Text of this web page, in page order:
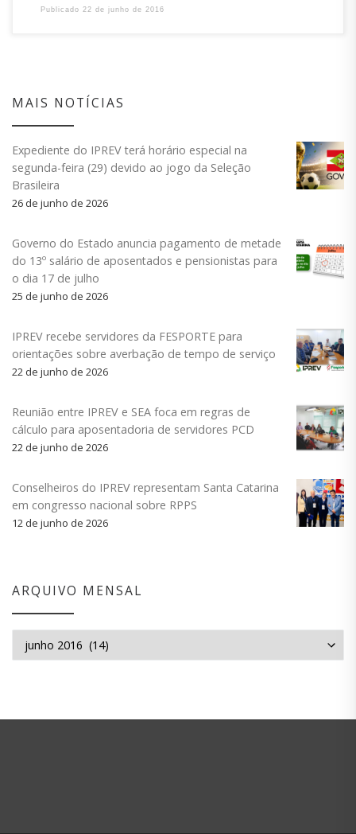
Publicado 22 de junho de 2016
MAIS NOTÍCIAS
Expediente do IPREV terá horário especial na
segunda-feira (29) devido ao jogo da Seleção
Brasileira
26 de junho de 2026
Governo do Estado anuncia pagamento de metade
do 13º salário de aposentados e pensionistas para
o dia 17 de julho
25 de junho de 2026
IPREV recebe servidores da FESPORTE para
orientações sobre averbação de tempo de serviço
22 de junho de 2026
Reunião entre IPREV e SEA foca em regras de
cálculo para aposentadoria de servidores PCD
22 de junho de 2026
Conselheiros do IPREV representam Santa Catarina
em congresso nacional sobre RPPS
12 de junho de 2026
ARQUIVO MENSAL